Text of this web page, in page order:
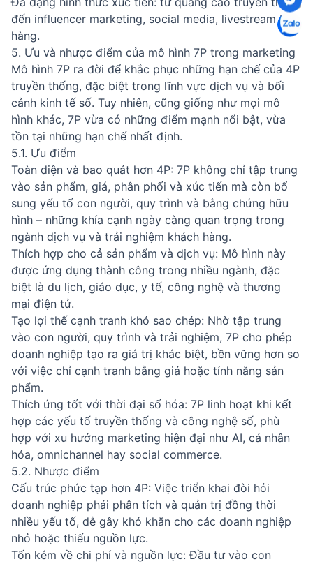
đến influencer marketing, social media, livestream bán
hàng.
5. Ưu và nhược điểm của mô hình 7P trong marketing
Mô hình 7P ra đời để khắc phục những hạn chế của 4P
truyền thống, đặc biệt trong lĩnh vực dịch vụ và bối
cảnh kinh tế số. Tuy nhiên, cũng giống như mọi mô
hình khác, 7P vừa có những điểm mạnh nổi bật, vừa
tồn tại những hạn chế nhất định.
5.1. Ưu điểm
Toàn diện và bao quát hơn 4P: 7P không chỉ tập trung
vào sản phẩm, giá, phân phối và xúc tiến mà còn bổ
sung yếu tố con người, quy trình và bằng chứng hữu
hình – những khía cạnh ngày càng quan trọng trong
ngành dịch vụ và trải nghiệm khách hàng.
Thích hợp cho cả sản phẩm và dịch vụ: Mô hình này
được ứng dụng thành công trong nhiều ngành, đặc
biệt là du lịch, giáo dục, y tế, công nghệ và thương
mại điện tử.
Tạo lợi thế cạnh tranh khó sao chép: Nhờ tập trung
vào con người, quy trình và trải nghiệm, 7P cho phép
doanh nghiệp tạo ra giá trị khác biệt, bền vững hơn so
với việc chỉ cạnh tranh bằng giá hoặc tính năng sản
phẩm.
Thích ứng tốt với thời đại số hóa: 7P linh hoạt khi kết
hợp các yếu tố truyền thống và công nghệ số, phù
hợp với xu hướng marketing hiện đại như AI, cá nhân
hóa, omnichannel hay social commerce.
5.2. Nhược điểm
Cấu trúc phức tạp hơn 4P: Việc triển khai đòi hỏi
doanh nghiệp phải phân tích và quản trị đồng thời
nhiều yếu tố, dễ gây khó khăn cho các doanh nghiệp
nhỏ hoặc thiếu nguồn lực.
Tốn kém về chi phí và nguồn lực: Đầu tư vào con